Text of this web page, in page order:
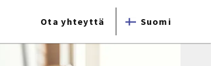
Ota yhteyttä Suomi